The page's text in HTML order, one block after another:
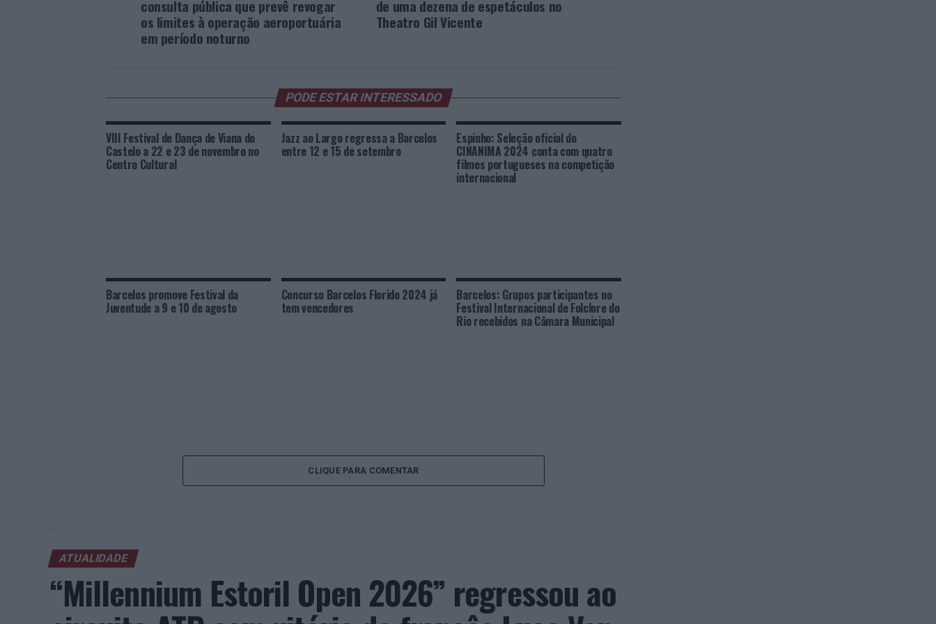
de uma dezena de espetáculos no
Theatro Gil Vicente
consulta pública que prevê revogar
os limites à operação aeroportuária
em período noturno
PODE ESTAR INTERESSADO
VIII Festival de Dança de Viana do
Castelo a 22 e 23 de novembro no
Centro Cultural
Jazz ao Largo regressa a Barcelos
entre 12 e 15 de setembro
Espinho: Seleção oficial do
CINANIMA 2024 conta com quatro
filmes portugueses na competição
internacional
Barcelos promove Festival da
Juventude a 9 e 10 de agosto
Concurso Barcelos Florido 2024 já
tem vencedores
Barcelos: Grupos participantes no
Festival Internacional de Folclore do
Rio recebidos na Câmara Municipal
CLIQUE PARA COMENTAR
ATUALIDADE
“Millennium Estoril Open 2026” regressou ao